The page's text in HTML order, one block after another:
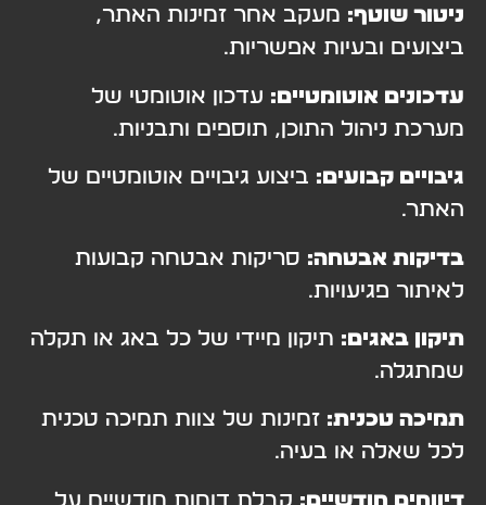
ניטור שוטף: מעקב אחר זמינות האתר,
ביצועים ובעיות אפשריות.
עדכונים אוטומטיים: עדכון אוטומטי של
מערכת ניהול התוכן, תוספים ותבניות.
גיבויים קבועים: ביצוע גיבויים אוטומטיים של
האתר.
בדיקות אבטחה: סריקות אבטחה קבועות
לאיתור פגיעויות.
תיקון באגים: תיקון מיידי של כל באג או תקלה
שמתגלה.
תמיכה טכנית: זמינות של צוות תמיכה טכנית
לכל שאלה או בעיה.
דיווחים חודשיים: קבלת דוחות חודשיים על